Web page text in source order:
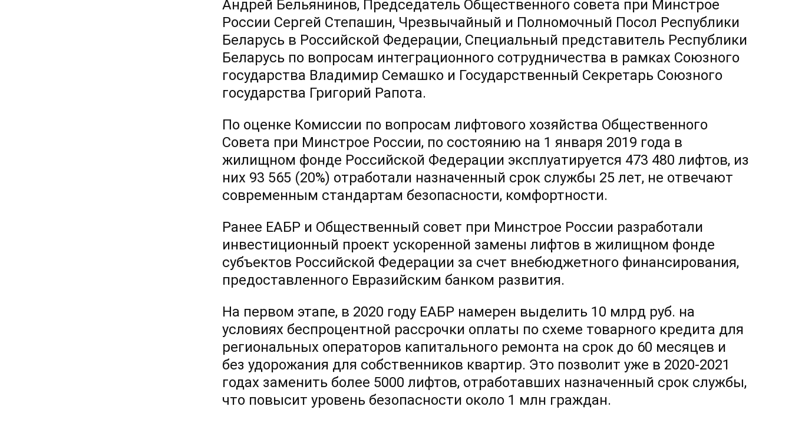
Андрей Бельянинов, Председатель Общественного совета при Минстрое
России Сергей Степашин, Чрезвычайный и Полномочный Посол Республики
Беларусь в Российской Федерации, Специальный представитель Республики
Беларусь по вопросам интеграционного сотрудничества в рамках Союзного
государства Владимир Семашко и Государственный Секретарь Союзного
государства Григорий Рапота.
По оценке Комиссии по вопросам лифтового хозяйства Общественного
Совета при Минстрое России, по состоянию на 1 января 2019 года в
жилищном фонде Российской Федерации эксплуатируется 473 480 лифтов, из
них 93 565 (20%) отработали назначенный срок службы 25 лет, не отвечают
современным стандартам безопасности, комфортности.
Ранее ЕАБР и Общественный совет при Минстрое России разработали
инвестиционный проект ускоренной замены лифтов в жилищном фонде
субъектов Российской Федерации за счет внебюджетного финансирования,
предоставленного Евразийским банком развития.
На первом этапе, в 2020 году ЕАБР намерен выделить 10 млрд руб. на
условиях беспроцентной рассрочки оплаты по схеме товарного кредита для
региональных операторов капитального ремонта на срок до 60 месяцев и
без удорожания для собственников квартир. Это позволит уже в 2020-2021
годах заменить более 5000 лифтов, отработавших назначенный срок службы,
что повысит уровень безопасности около 1 млн граждан.